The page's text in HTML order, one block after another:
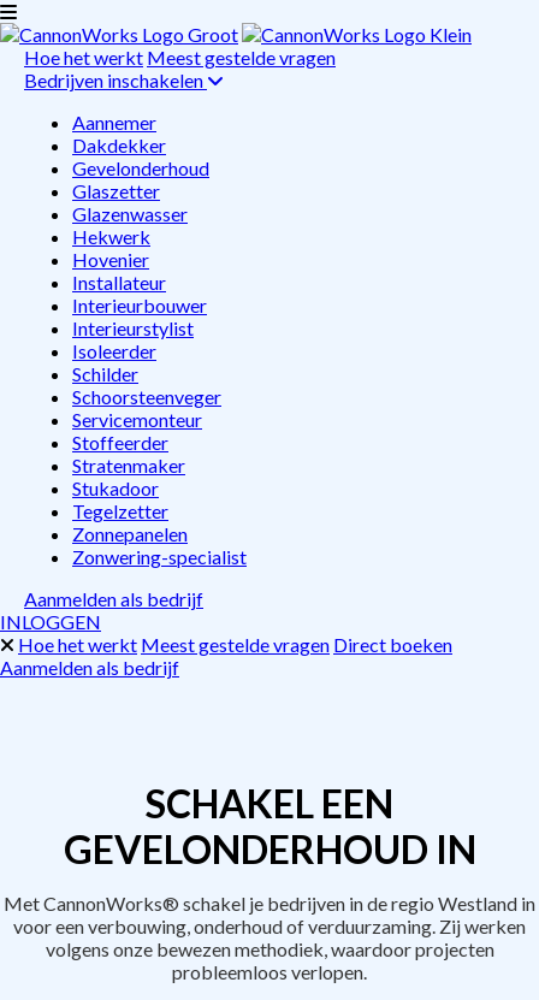
Hoe het werkt Meest gestelde vragen
Bedrijven inschakelen
Aannemer
Dakdekker
Gevelonderhoud
Glaszetter
Glazenwasser
Hekwerk
Hovenier
Installateur
Interieurbouwer
Interieurstylist
Isoleerder
Schilder
Schoorsteenveger
Servicemonteur
Stoffeerder
Stratenmaker
Stukadoor
Tegelzetter
Zonnepanelen
Zonwering-specialist
Aanmelden als bedrijf
INLOGGEN
Hoe het werkt Meest gestelde vragen Direct boeken
Aanmelden als bedrijf
SCHAKEL EEN
GEVELONDERHOUD IN
Met CannonWorks® schakel je bedrijven in de regio Westland in
voor een verbouwing, onderhoud of verduurzaming. Zij werken
volgens onze bewezen methodiek, waardoor projecten
probleemloos verlopen.